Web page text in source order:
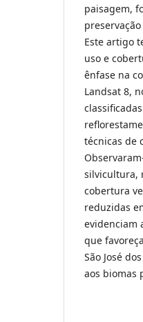
paisagem,
Este artigo
uso e
ênfase na
Landsat 8,
técnicas de
silvicultura,
cobertura
reduzidas
evidenciam
que
São José
aos biomas